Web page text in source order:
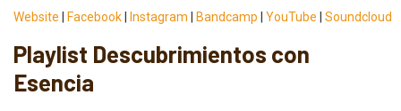
Website Facebook Instagram Bandcamp YouTube Soundcloud
Playlist Descubrimientos con
Esencia